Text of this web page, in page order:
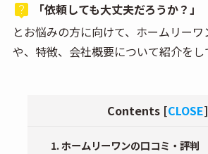
「依頼しても大丈夫だろうか？」
とお悩みの方に向けて、ホームリー
や、特徴、会社概要について紹介をし
Contents [CLOSE]
ホームリーワンの口コミ・評判